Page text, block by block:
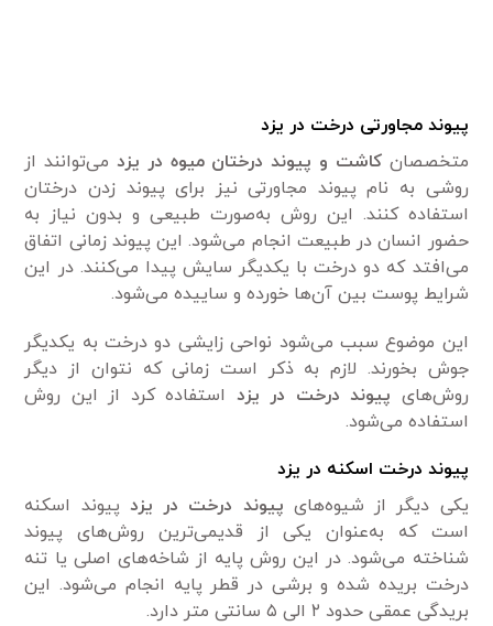
پیوند مجاورتی درخت در یزد
متخصصانکاشت و پیوند درختان میوه‌ در یزد می‌توانند از
روشی به نام پیوند مجاورتی نیز برای پیوند زدن درختان
استفاده کنند. این روش به‌صورت طبیعی و بدون نیاز به
حضور انسان در طبیعت انجام می‌شود. این پیوند زمانی اتفاق
می‌افتد که دو درخت با یکدیگر سایش پیدا می‌کنند. در این
شرایط پوست بین آن‌ها خورده و ساییده می‌شود.
این موضوع سبب می‌شود نواحی زایشی دو درخت به یکدیگر
جوش بخورند. لازم به ذکر است زمانی که نتوان از دیگر
روش‌های پیوند درخت در یزد استفاده کرد از این روش
استفاده می‌شود.
پیوند درخت اسکنه در یزد
یکی دیگر از شیوه‌های پیوند درخت در یزد پیوند اسکنه
است که به‌عنوان یکی از قدیمی‌ترین روش‌های پیوند
شناخته می‌شود. در این روش پایه از شاخه‌های اصلی یا تنه
درخت بریده شده و برشی در قطر پایه انجام می‌شود. این
بریدگی عمقی حدود ۲ الی ۵ سانتی متر دارد.